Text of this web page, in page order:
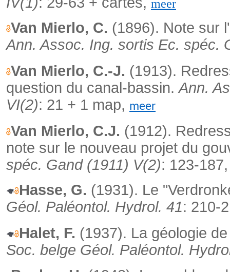
meer
Van Mierlo, C. (1896). Note sur
Ann. Assoc. Ing. sortis Ec. spéc.
Van Mierlo, C.-J. (1913).
question du canal-bassin.Ann.
VI(2): 21 + 1 map, meer
Van Mierlo, C.J. (1912).
note sur le nouveau projet du
spéc. Gand (1911) V(2): 123-
Hasse, G. (1931). Le
Géol. Paléontol. Hydrol. 41: 210-
Halet, F. (1937). La géologie
Soc. belge Géol. Paléontol.